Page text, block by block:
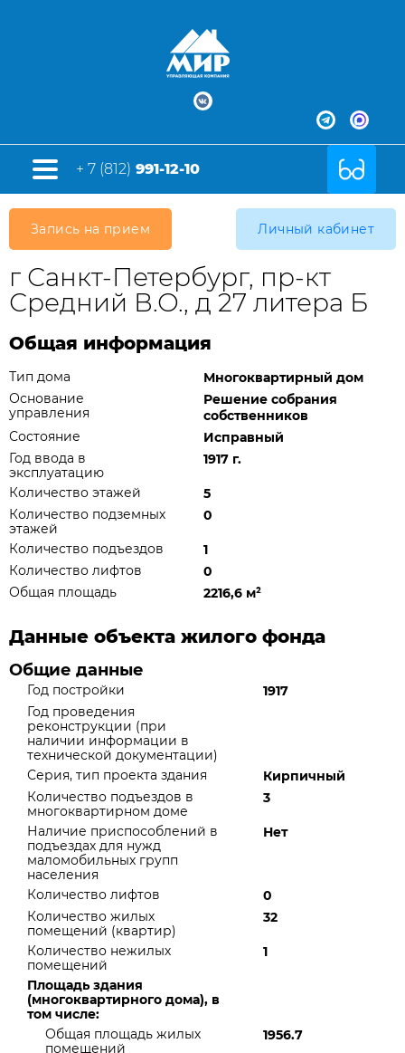
+ 7 (812) 991-12-10
Запись на прием Личный кабинет
г Санкт-Петербург, пр-кт
Средний В.О., д 27 литера Б
Общая информация
Тип дома
Многоквартирный дом
Основание
управления
Решение собрания
собственников
Состояние
Исправный
Год ввода в
эксплуатацию
1917 г.
Количество этажей
5
Количество подземных
этажей
0
Количество подъездов
1
Количество лифтов
0
Общая площадь
2216,6 м²
Данные объекта жилого фонда
Общие данные
Год постройки
1917
Год проведения
реконструкции (при
наличии информации в
технической документации)
Серия, тип проекта здания
Кирпичный
Количество подъездов в
многоквартирном доме
3
Наличие приспособлений в
подъездах для нужд
маломобильных групп
населения
Нет
Количество лифтов
0
Количество жилых
помещений (квартир)
32
Количество нежилых
помещений
1
Площадь здания
(многоквартирного дома), в
том числе:
Общая площадь жилых
помещений
1956.7